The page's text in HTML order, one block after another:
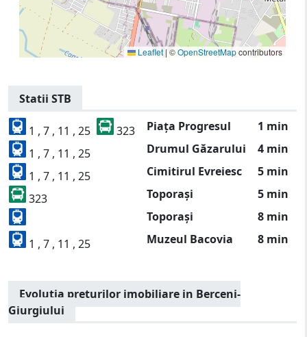
Leaflet | ©OpenStreetMapcontributors
Statii STB
1 , 7 , 11 , 25 323 Piața Progresul
1 min
1 , 7 , 11 , 25
Drumul Găzarului
4 min
1 , 7 , 11 , 25
Cimitirul Evreiesc
5 min
323
Toporași
5 min
Toporași
8 min
1 , 7 , 11 , 25
Muzeul Bacovia 8 min
Evolutia preturilor imobiliare in Berceni-
Giurgiului